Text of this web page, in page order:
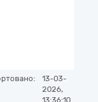
13-03-
2026,
13:36:10